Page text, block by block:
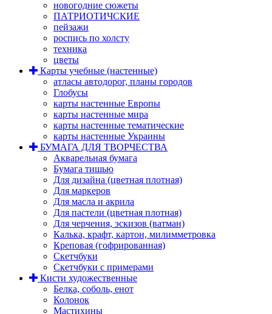
новогодние сюжеты
ПАТРИОТИЧСКИЕ
пейзажи
роспись по холсту
техника
цветы
Карты учебные (настенные)
атласы автодорог, планы городов
Глобусы
карты настенные Европы
карты настенные мира
карты настенные тематические
карты настенные Украины
БУМАГА ДЛЯ ТВОРЧЕСТВА
Акварельная бумага
Бумага тишью
Для дизайна (цветная плотная)
Для маркеров
Для масла и акрила
Для пастели (цветная плотная)
Для черчения, эскизов (ватман)
Калька, крафт, картон, милимметровка
Креповая (гофрированная)
Скетчбуки
Скетчбуки с примерами
Кисти художественные
Белка, соболь, енот
Колонок
Мастихины